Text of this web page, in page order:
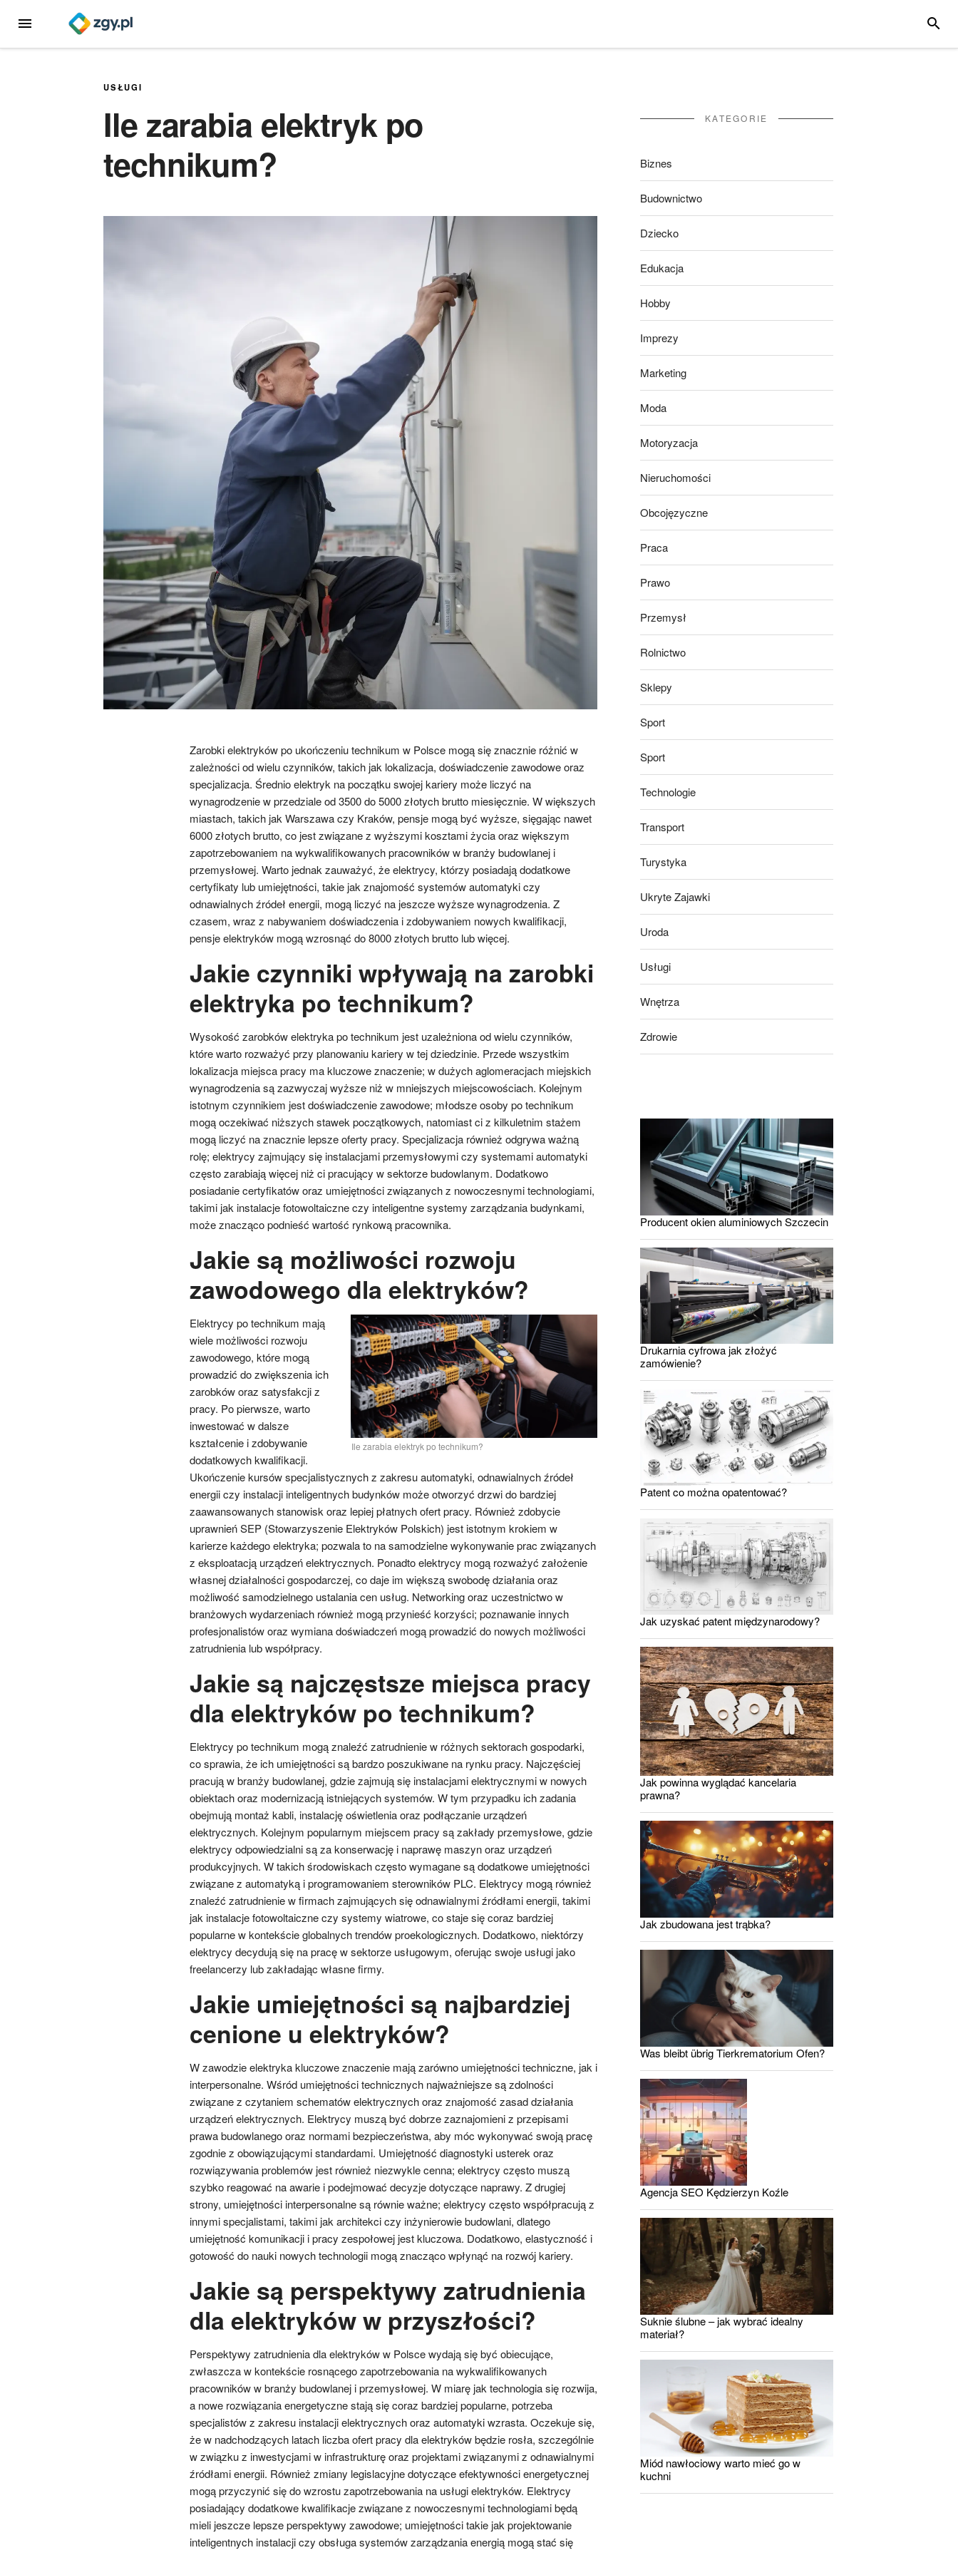
MENU
USŁUGI
Ile zarabia elektryk po
technikum?
Zarobki elektryków po ukończeniu technikum w Polsce mogą się znacznie różnić w
zależności od wielu czynników, takich jak lokalizacja, doświadczenie zawodowe oraz
specjalizacja. Średnio elektryk na początku swojej kariery może liczyć na
wynagrodzenie w przedziale od 3500 do 5000 złotych brutto miesięcznie. W większych
miastach, takich jak Warszawa czy Kraków, pensje mogą być wyższe, sięgając nawet
6000 złotych brutto, co jest związane z wyższymi kosztami życia oraz większym
zapotrzebowaniem na wykwalifikowanych pracowników w branży budowlanej i
przemysłowej. Warto jednak zauważyć, że elektrycy, którzy posiadają dodatkowe
certyfikaty lub umiejętności, takie jak znajomość systemów automatyki czy
odnawialnych źródeł energii, mogą liczyć na jeszcze wyższe wynagrodzenia. Z
czasem, wraz z nabywaniem doświadczenia i zdobywaniem nowych kwalifikacji,
pensje elektryków mogą wzrosnąć do 8000 złotych brutto lub więcej.
Jakie czynniki wpływają na zarobki
elektryka po technikum?
Wysokość zarobków elektryka po technikum jest uzależniona od wielu czynników,
które warto rozważyć przy planowaniu kariery w tej dziedzinie. Przede wszystkim
lokalizacja miejsca pracy ma kluczowe znaczenie; w dużych aglomeracjach miejskich
wynagrodzenia są zazwyczaj wyższe niż w mniejszych miejscowościach. Kolejnym
istotnym czynnikiem jest doświadczenie zawodowe; młodsze osoby po technikum
mogą oczekiwać niższych stawek początkowych, natomiast ci z kilkuletnim stażem
mogą liczyć na znacznie lepsze oferty pracy. Specjalizacja również odgrywa ważną
rolę; elektrycy zajmujący się instalacjami przemysłowymi czy systemami automatyki
często zarabiają więcej niż ci pracujący w sektorze budowlanym. Dodatkowo
posiadanie certyfikatów oraz umiejętności związanych z nowoczesnymi technologiami,
takimi jak instalacje fotowoltaiczne czy inteligentne systemy zarządzania budynkami,
może znacząco podnieść wartość rynkową pracownika.
Jakie są możliwości rozwoju
zawodowego dla elektryków?
Ile zarabia elektryk po technikum?
Elektrycy po technikum mają
wiele możliwości rozwoju
zawodowego, które mogą
prowadzić do zwiększenia ich
zarobków oraz satysfakcji z
pracy. Po pierwsze, warto
inwestować w dalsze
kształcenie i zdobywanie
dodatkowych kwalifikacji.
Ukończenie kursów specjalistycznych z zakresu automatyki, odnawialnych źródeł
energii czy instalacji inteligentnych budynków może otworzyć drzwi do bardziej
zaawansowanych stanowisk oraz lepiej płatnych ofert pracy. Również zdobycie
uprawnień SEP (Stowarzyszenie Elektryków Polskich) jest istotnym krokiem w
karierze każdego elektryka; pozwala to na samodzielne wykonywanie prac związanych
z eksploatacją urządzeń elektrycznych. Ponadto elektrycy mogą rozważyć założenie
własnej działalności gospodarczej, co daje im większą swobodę działania oraz
możliwość samodzielnego ustalania cen usług. Networking oraz uczestnictwo w
branżowych wydarzeniach również mogą przynieść korzyści; poznawanie innych
profesjonalistów oraz wymiana doświadczeń mogą prowadzić do nowych możliwości
zatrudnienia lub współpracy.
Jakie są najczęstsze miejsca pracy
dla elektryków po technikum?
Elektrycy po technikum mogą znaleźć zatrudnienie w różnych sektorach gospodarki,
co sprawia, że ich umiejętności są bardzo poszukiwane na rynku pracy. Najczęściej
pracują w branży budowlanej, gdzie zajmują się instalacjami elektrycznymi w nowych
obiektach oraz modernizacją istniejących systemów. W tym przypadku ich zadania
obejmują montaż kabli, instalację oświetlenia oraz podłączanie urządzeń
elektrycznych. Kolejnym popularnym miejscem pracy są zakłady przemysłowe, gdzie
elektrycy odpowiedzialni są za konserwację i naprawę maszyn oraz urządzeń
produkcyjnych. W takich środowiskach często wymagane są dodatkowe umiejętności
związane z automatyką i programowaniem sterowników PLC. Elektrycy mogą również
znaleźć zatrudnienie w firmach zajmujących się odnawialnymi źródłami energii, takimi
jak instalacje fotowoltaiczne czy systemy wiatrowe, co staje się coraz bardziej
popularne w kontekście globalnych trendów proekologicznych. Dodatkowo, niektórzy
elektrycy decydują się na pracę w sektorze usługowym, oferując swoje usługi jako
freelancerzy lub zakładając własne firmy.
Jakie umiejętności są najbardziej
cenione u elektryków?
W zawodzie elektryka kluczowe znaczenie mają zarówno umiejętności techniczne, jak i
interpersonalne. Wśród umiejętności technicznych najważniejsze są zdolności
związane z czytaniem schematów elektrycznych oraz znajomość zasad działania
urządzeń elektrycznych. Elektrycy muszą być dobrze zaznajomieni z przepisami
prawa budowlanego oraz normami bezpieczeństwa, aby móc wykonywać swoją pracę
zgodnie z obowiązującymi standardami. Umiejętność diagnostyki usterek oraz
rozwiązywania problemów jest również niezwykle cenna; elektrycy często muszą
szybko reagować na awarie i podejmować decyzje dotyczące naprawy. Z drugiej
strony, umiejętności interpersonalne są równie ważne; elektrycy często współpracują z
innymi specjalistami, takimi jak architekci czy inżynierowie budowlani, dlatego
umiejętność komunikacji i pracy zespołowej jest kluczowa. Dodatkowo, elastyczność i
gotowość do nauki nowych technologii mogą znacząco wpłynąć na rozwój kariery.
Jakie są perspektywy zatrudnienia
dla elektryków w przyszłości?
Perspektywy zatrudnienia dla elektryków w Polsce wydają się być obiecujące,
zwłaszcza w kontekście rosnącego zapotrzebowania na wykwalifikowanych
pracowników w branży budowlanej i przemysłowej. W miarę jak technologia się rozwija,
a nowe rozwiązania energetyczne stają się coraz bardziej popularne, potrzeba
specjalistów z zakresu instalacji elektrycznych oraz automatyki wzrasta. Oczekuje się,
że w nadchodzących latach liczba ofert pracy dla elektryków będzie rosła, szczególnie
w związku z inwestycjami w infrastrukturę oraz projektami związanymi z odnawialnymi
źródłami energii. Również zmiany legislacyjne dotyczące efektywności energetycznej
mogą przyczynić się do wzrostu zapotrzebowania na usługi elektryków. Elektrycy
posiadający dodatkowe kwalifikacje związane z nowoczesnymi technologiami będą
mieli jeszcze lepsze perspektywy zawodowe; umiejętności takie jak projektowanie
inteligentnych instalacji czy obsługa systemów zarządzania energią mogą stać się
KATEGORIE
Biznes
Budownictwo
Dziecko
Edukacja
Hobby
Imprezy
Marketing
Moda
Motoryzacja
Nieruchomości
Obcojęzyczne
Praca
Prawo
Przemysł
Rolnictwo
Sklepy
Sport
Sport
Technologie
Transport
Turystyka
Ukryte Zajawki
Uroda
Usługi
Wnętrza
Zdrowie
Producent okien aluminiowych Szczecin
Drukarnia cyfrowa jak złożyć
zamówienie?
Patent co można opatentować?
Jak uzyskać patent międzynarodowy?
Jak powinna wyglądać kancelaria
prawna?
Jak zbudowana jest trąbka?
Was bleibt übrig Tierkrematorium Ofen?
Agencja SEO Kędzierzyn Koźle
Suknie ślubne – jak wybrać idealny
materiał?
Miód nawłociowy warto mieć go w
kuchni